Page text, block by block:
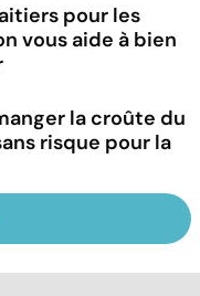
pour les
vous aide à bien
la croûte du
risque pour la